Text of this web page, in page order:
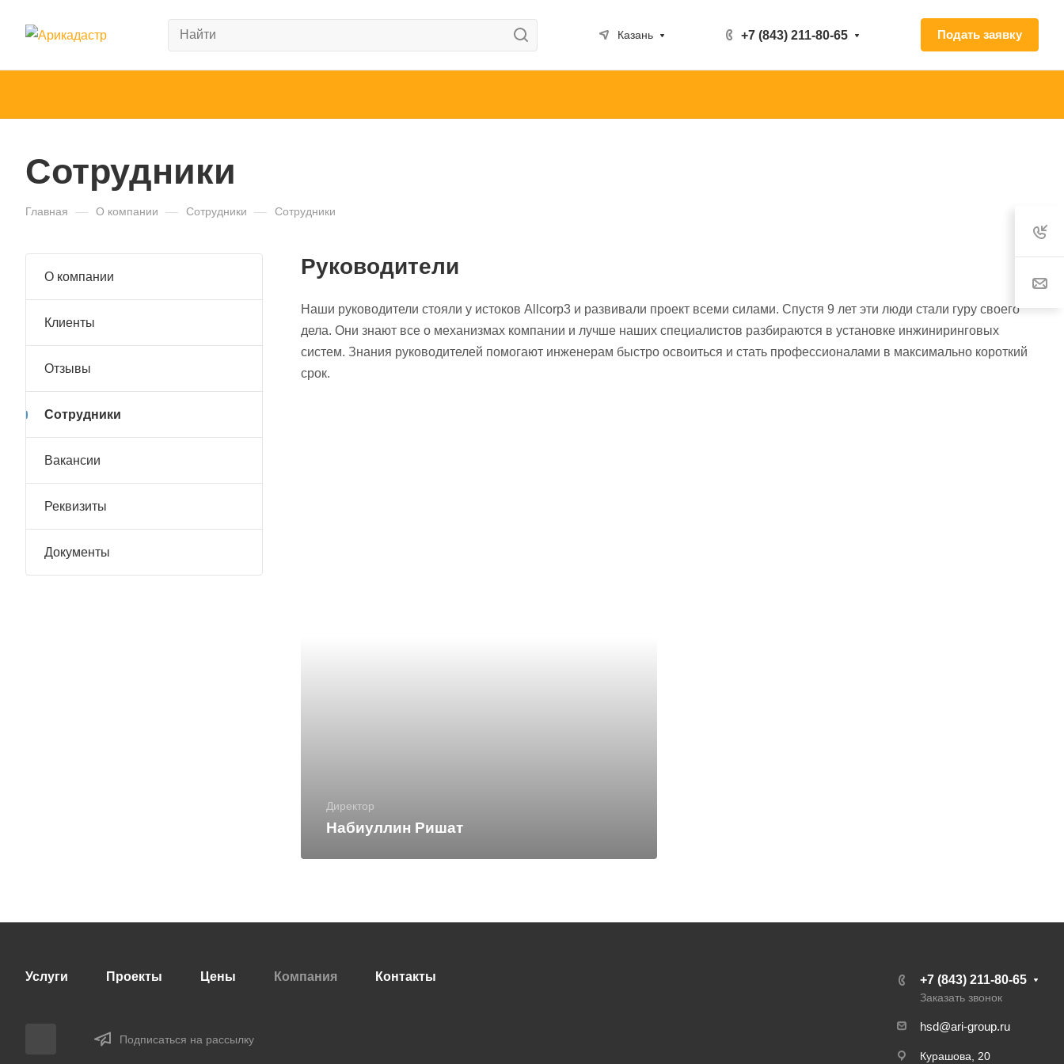
Казань +7 (843) 211-80-65 Подать заявку
Сотрудники
Главная — О компании — Сотрудники — Сотрудники
Руководители
Наши руководители стояли у истоков Allcorp3 и развивали проект всеми силами. Спустя 9 лет эти люди стали гуру своего
дела. Они знают все о механизмах компании и лучше наших специалистов разбираются в установке инжиниринговых
систем. Знания руководителей помогают инженерам быстро освоиться и стать профессионалами в максимально короткий
срок.
Директор
Набиуллин Ришат
О компании
Клиенты
Отзывы
Сотрудники
Вакансии
Реквизиты
Документы
Услуги Проекты Цены Компания Контакты
Подписаться на рассылку
+7 (843) 211-80-65
Заказать звонок
hsd@ari-group.ru
Курашова, 20